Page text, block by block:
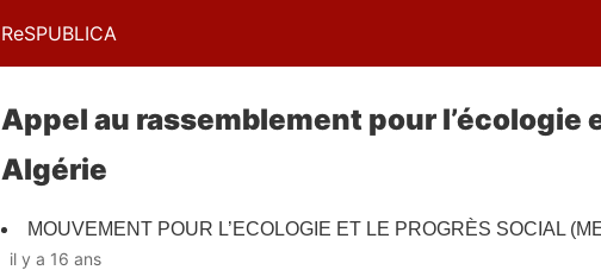
ReSPUBLICA
Appel au rassemblement pour l’écologie
Algérie
MOUVEMENT POUR L’ECOLOGIE ET LE PROGRÈS SOCIAL
il y a 16 ans